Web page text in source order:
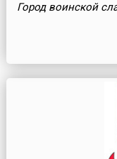
Город воинской